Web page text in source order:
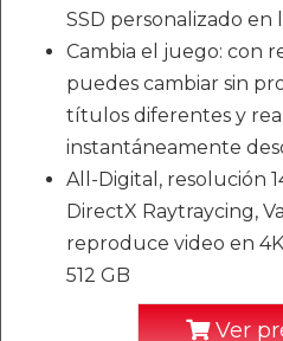
SSD personalizado en
Cambia el juego: con
puedes cambiar sin
títulos diferentes y
instantáneamente
All-Digital, resolución
DirectX Raytraycing,
reproduce video en
512 GB
Ver